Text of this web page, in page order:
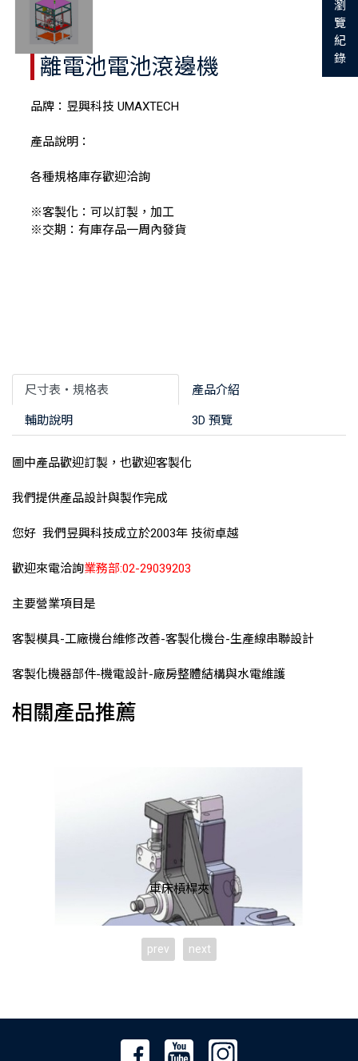
瀏
覽
紀
錄
離電池電池滾邊機
品牌：昱興科技 UMAXTECH
產品說明：
各種規格庫存歡迎洽詢
※客製化：可以訂製，加工
※交期：有庫存品一周內發貨
尺寸表‧規格表 產品介紹
輔助說明 3D 預覽
圖中產品歡迎訂製，也歡迎客製化
我們提供產品設計與製作完成
您好 我們昱興科技成立於2003年 技術卓越
歡迎來電洽詢業務部:02-29039203
主要營業項目是
客製模具-工廠機台維修改善-客製化機台-生產線串聯設計
客製化機器部件-機電設計-廠房整體結構與水電維護
相關產品推薦
車床槓桿夾
prev next